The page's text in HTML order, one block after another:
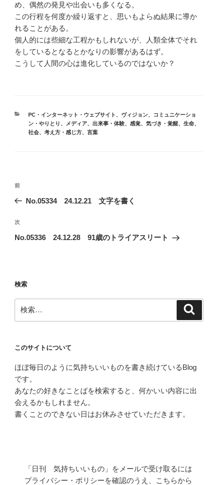
め、偶然の発見や出会いも多くなる。
この行程を何度か繰り返すと、思いもよらぬ結果に導か
れることがある。
個人的には些細な工程かもしれないが、人類全体でそれ
をしているとなるとかなりの影響があるはず。
こうして人間の心は進化しているのではないか？
カ
テ
ゴ
PC・インターネット・ウェブサイト 、 ヴィジョン、
コミュニケーショ
ン・やりとり 、 メディア、 出来事・体験、 感覚、 気づき・覚醒、 生命、
社会、 考え方・感じ方、 言葉
投
ビ
ゲ
ン
前
の
稿
前
No.05334 24.12.21 文字を書く
次
の
次
No.05336 24.12.28 91歳のトライアスリート
検索
索:
このサイトについて
ほぼ毎日のように気持ちいいものを書き続けているBlog
です。
あなたの好きなことばを検索すると、何かいい内容に出
会えるかもしれません。
書くことのできない日はお休みさせていただきます。
「日刊 気持ちいいもの」をメールで受け取るには
プライバシー・ポリシーを確認のうえ、こちらから